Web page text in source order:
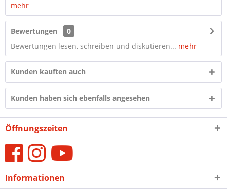
mehr
Bewertungen
0
Bewertungen lesen, schreiben und diskutieren... mehr
Kunden kauften auch
Kunden haben sich ebenfalls angesehen
Öffnungszeiten
Informationen